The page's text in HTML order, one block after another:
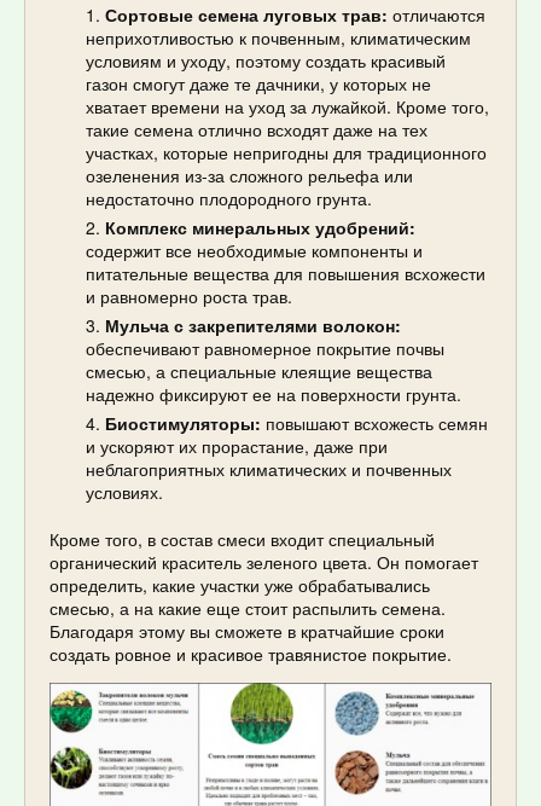
Сортовые семена луговых трав: отличаются
неприхотливостью к почвенным, климатическим
условиям и уходу, поэтому создать красивый
газон смогут даже те дачники, у которых не
хватает времени на уход за лужайкой. Кроме того,
такие семена отлично всходят даже на тех
участках, которые непригодны для традиционного
озеленения из-за сложного рельефа или
недостаточно плодородного грунта.
Комплекс минеральных удобрений:
содержит все необходимые компоненты и
питательные вещества для повышения всхожести
и равномерно роста трав.
Мульча с закрепителями волокон:
обеспечивают равномерное покрытие почвы
смесью, а специальные клеящие вещества
надежно фиксируют ее на поверхности грунта.
Биостимуляторы: повышают всхожесть семян
и ускоряют их прорастание, даже при
неблагоприятных климатических и почвенных
условиях.
Кроме того, в состав смеси входит специальный
органический краситель зеленого цвета. Он помогает
определить, какие участки уже обрабатывались
смесью, а на какие еще стоит распылить семена.
Благодаря этому вы сможете в кратчайшие сроки
создать ровное и красивое травянистое покрытие.